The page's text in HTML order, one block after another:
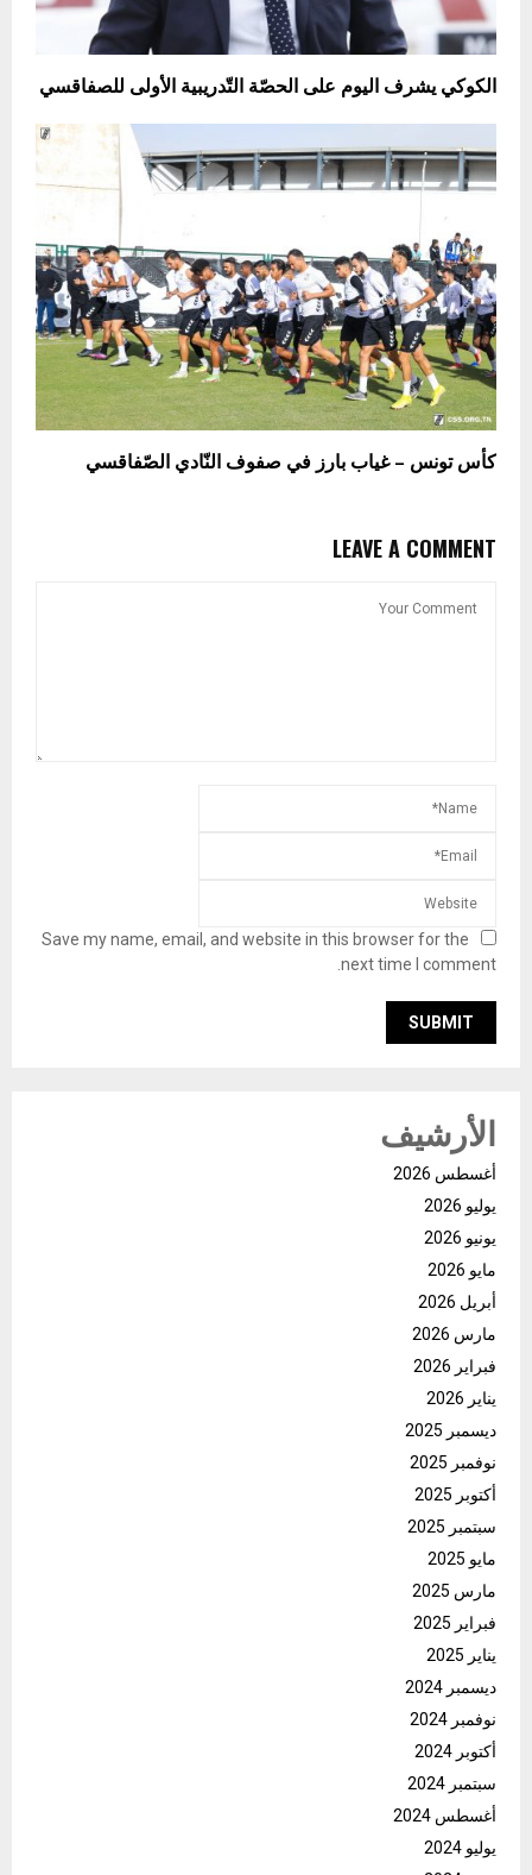
الكوكي يشرف اليوم على الحصّة التّدريبية الأولى للصفاقسي
كأس تونس – غياب بارز في صفوف النّادي الصّفاقسي
LEAVE A COMMENT
Save my name, email, and website in this browser for the
next time I comment.
الأرشيف
أغسطس 2026
يوليو 2026
يونيو 2026
مايو 2026
أبريل 2026
مارس 2026
فبراير 2026
يناير 2026
ديسمبر 2025
نوفمبر 2025
أكتوبر 2025
سبتمبر 2025
مايو 2025
مارس 2025
فبراير 2025
يناير 2025
ديسمبر 2024
نوفمبر 2024
أكتوبر 2024
سبتمبر 2024
أغسطس 2024
يوليو 2024